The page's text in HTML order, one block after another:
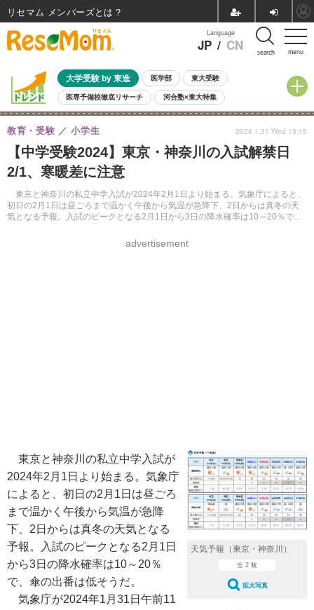
menu
Language
JP / CN search
大学受験 by 東進 医学部 東大受験
医専予備校徹底リサーチ 河合塾×東大特集
親子で考える大学選び 高校受験 中学受験 小学校受験
共通テスト 夏休み
8月開催イベント・WS 全国公立高校 過去問 人気記事
自由研究教材（小学生向け）
【中学受験2024】東京・神奈川の入試解禁日
2/1、寒暖差に注意
東京と神奈川の私立中学入試が2024年2月1日より始まる。気象庁によると、
初日の2月1日は昼ごろまで温かく午後から気温が急降下、2日からは真冬の天
気となる予報。入試のピークとなる2月1日から3日の降水確率は10～20％で、
教育・受験 小学生
advertisement
2024.1.31 Wed 13:15
天気予報（東京・神奈川）
全 2 枚
拡大写真
東京と神奈川の私立中学入試が
2024年2月1日より始まる。気象庁
によると、初日の2月1日は昼ごろ
まで温かく午後から気温が急降
下、2日からは真冬の天気となる
予報。入試のピークとなる2月1日
から3日の降水確率は10～20％
で、傘の出番は低そうだ。
気象庁が2024年1月31日午前11
リセマム メンバーズ